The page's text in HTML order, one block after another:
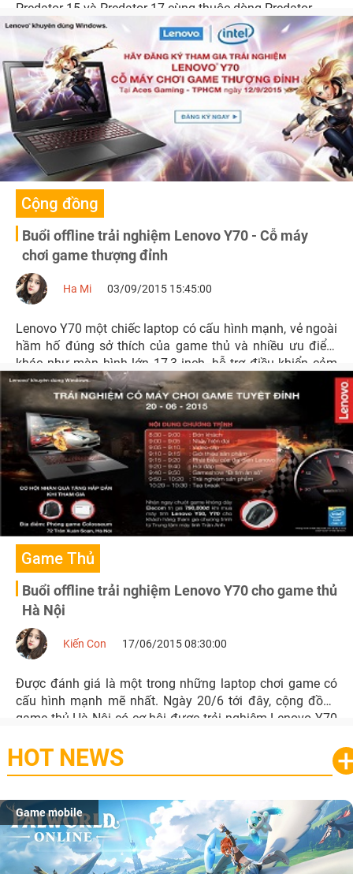
Predator 15 và Predator 17 cùng thuộc dòng Predator.
Cộng đồng
Buổi offline trải nghiệm Lenovo Y70 - Cỗ máy
chơi game thượng đỉnh
Ha Mi 03/09/2015 15:45:00
Lenovo Y70 một chiếc laptop có cấu hình mạnh, vẻ ngoài
hầm hố đúng sở thích của game thủ và nhiều ưu điểm
khác như màn hình lớn 17,3 inch, hỗ trợ điều khiển cảm
ứng, loa JBL mạnh mẽ và bàn phím có đèn backlit.
Game Thủ
Buổi offline trải nghiệm Lenovo Y70 cho game thủ
Hà Nội
Kiến Con 17/06/2015 08:30:00
Được đánh giá là một trong những laptop chơi game có
cấu hình mạnh mẽ nhất. Ngày 20/6 tới đây, cộng đồng
game thủ Hà Nội có cơ hội được trải nghiệm Lenovo Y70
HOT NEWS
Game mobile